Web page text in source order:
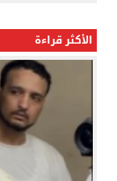
الأكثر قراءة